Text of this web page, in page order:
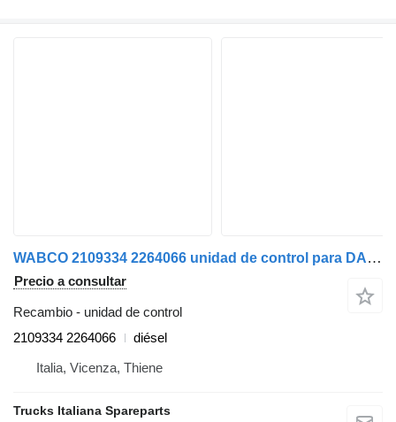
WABCO 2109334 2264066 unidad de control para DAF XF106 camión
Precio a consultar
Recambio - unidad de control
2109334 2264066
diésel
Italia, Vicenza, Thiene
Trucks Italiana Spareparts